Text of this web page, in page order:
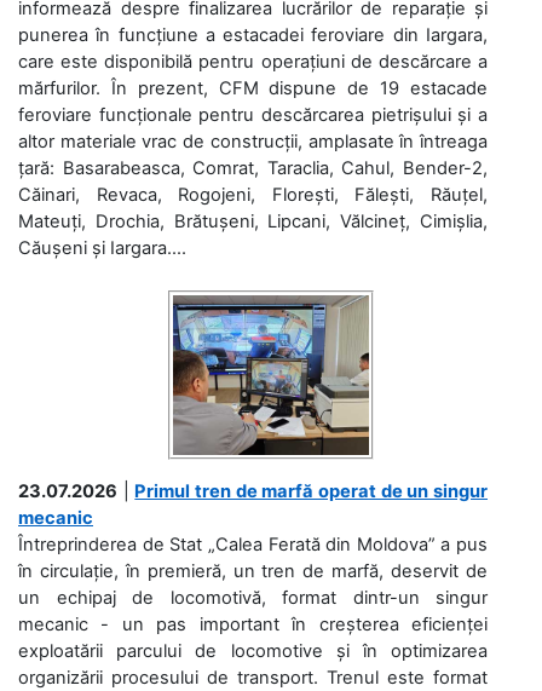
informează despre finalizarea lucrărilor de reparație și
punerea în funcțiune a estacadei feroviare din Iargara,
care este disponibilă pentru operațiuni de descărcare a
mărfurilor. În prezent, CFM dispune de 19 estacade
feroviare funcționale pentru descărcarea pietrișului și a
altor materiale vrac de construcții, amplasate în întreaga
țară: Basarabeasca, Comrat, Taraclia, Cahul, Bender-2,
Căinari, Revaca, Rogojeni, Florești, Fălești, Răuțel,
Mateuți, Drochia, Brătușeni, Lipcani, Vălcineț, Cimișlia,
Căușeni și Iargara....
23.07.2026
Primul tren de marfă operat de un singur
mecanic
Întreprinderea de Stat „Calea Ferată din Moldova” a pus
în circulație, în premieră, un tren de marfă, deservit de
un echipaj de locomotivă, format dintr-un singur
mecanic - un pas important în creșterea eficienței
exploatării parcului de locomotive și în optimizarea
organizării procesului de transport. Trenul este format